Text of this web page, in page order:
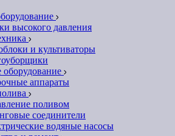
высокого давления
и культиваторы
оборудование
аппараты
поливом
соединители
водяные насосы